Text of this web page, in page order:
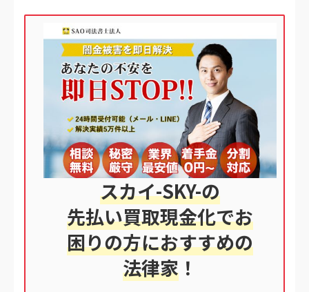
スカイ-SKY-の
先払い買取現金化でお
困りの方におすすめの
法律家 ！